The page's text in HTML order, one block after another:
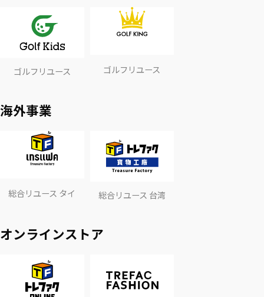
ゴルフリユース ゴルフリユース
海外事業
総合リユース タイ 総合リユース 台湾
オンラインストア